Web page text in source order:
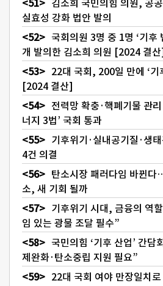
김소희 국민의힘 의원, 공
실효성 강화 법안 발의
국회의원 3명 중 1명 ‘기
개 발의한 김소희 의원 [2024 결
22대 국회, 200일 만에 ‘기
[2024 결산]
전력망 확충·핵폐기물 관
너지 3법’ 국회 통과
기후위기·실내공기질·생
4건 의결
탄소시장 패러다임 바뀐
소, 새 기회 될까
기후위기 시대, 금융의 역
임 있는 광물 조달 필수”
국민의힘 ‘기후 산업’ 간
제완화·탄소중립 지원 필요”
22대 국회 여야 만장일치